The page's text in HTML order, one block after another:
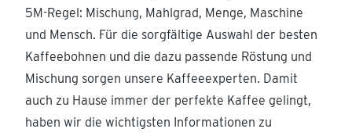
5M-Regel: Mischung, Mahlgrad, Menge, Maschine
und Mensch. Für die sorgfältige Auswahl der besten
Kaffeebohnen und die dazu passende Röstung und
Mischung sorgen unsere Kaffeeexperten. Damit
auch zu Hause immer der perfekte Kaffee gelingt,
haben wir die wichtigsten Informationen zu